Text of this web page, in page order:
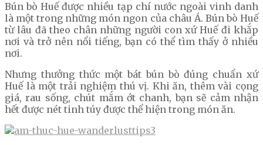
Bún bò Huế được nhiều tạp chí nước ngoài vinh danh
là một trong những món ngon của châu Á. Bún bò Huế
từ lâu đã theo chân những người con xứ Huế đi khắp
nơi và trở nên nổi tiếng, bạn có thể tìm thấy ở nhiều
nơi.
Nhưng thưởng thức một bát bún bò đúng chuẩn xứ
Huế là một trải nghiệm thú vị. Khi ăn, thêm vài cọng
giá, rau sống, chút mắm ớt chanh, bạn sẽ cảm nhận
hết được nét tinh túy được thể hiện trong món ăn.